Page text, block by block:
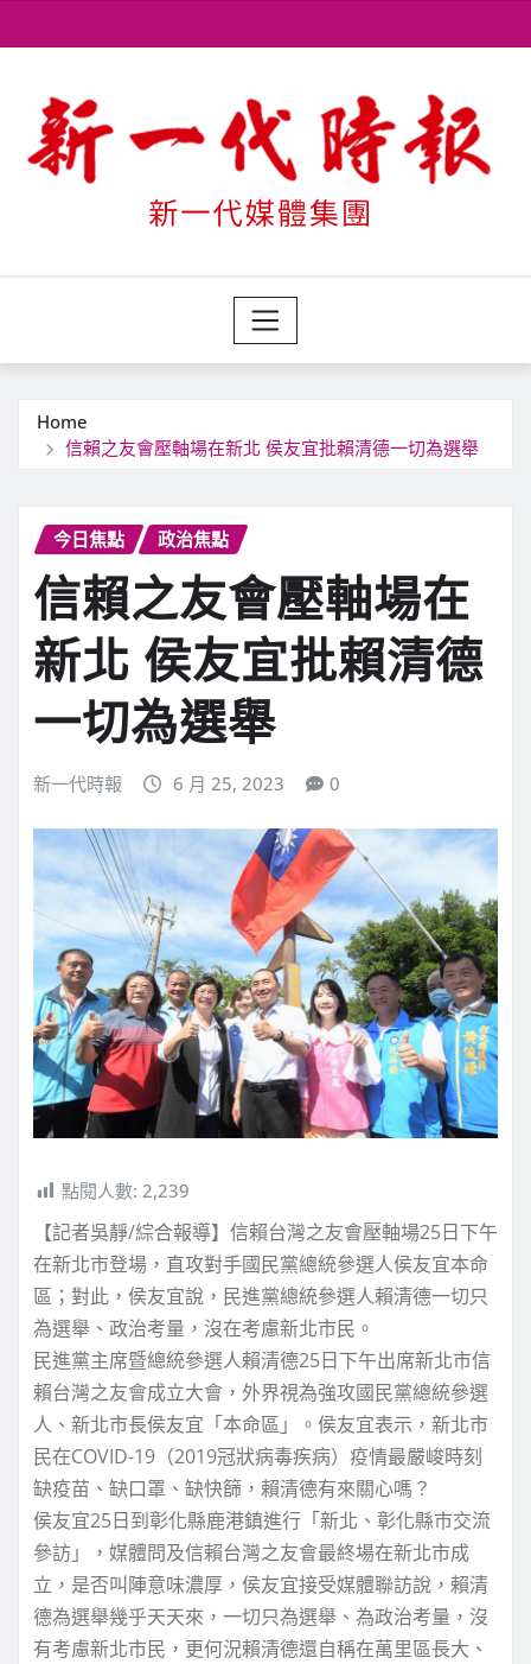
to
Home
信賴之友會壓軸場在新北 侯友宜批賴清德一切為選舉
今日焦點 政治焦點
信賴之友會壓軸場在
新北 侯友宜批賴清德
一切為選舉
新一代時報 6 月 25, 2023 0
點閱人數: 2,239
【記者吳靜/綜合報導】信賴台灣之友會壓軸場25日下午
在新北市登場，直攻對手國民黨總統參選人侯友宜本命
區；對此，侯友宜說，民進黨總統參選人賴清德一切只
為選舉、政治考量，沒在考慮新北市民。
民進黨主席暨總統參選人賴清德25日下午出席新北市信
賴台灣之友會成立大會，外界視為強攻國民黨總統參選
人、新北市長侯友宜「本命區」。侯友宜表示，新北市
民在COVID-19（2019冠狀病毒疾病）疫情最嚴峻時刻
缺疫苗、缺口罩、缺快篩，賴清德有來關心嗎？
侯友宜25日到彰化縣鹿港鎮進行「新北、彰化縣市交流
參訪」，媒體問及信賴台灣之友會最終場在新北市成
立，是否叫陣意味濃厚，侯友宜接受媒體聯訪說，賴清
德為選舉幾乎天天來，一切只為選舉、為政治考量，沒
有考慮新北市民，更何況賴清德還自稱在萬里區長大、